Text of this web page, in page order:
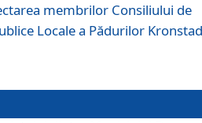
membrilor Consiliului de
Locale a Pădurilor